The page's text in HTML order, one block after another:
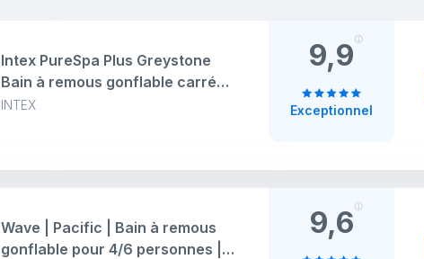
INTEX
Intex PureSpa Plus Greystone
Bain à remous gonflable carré
pour 6 personnes avec 170 jets
9,9
Exceptionnel
Wave | Pacific | Bain à remous
gonflable pour 4/6 personnes |
9,6